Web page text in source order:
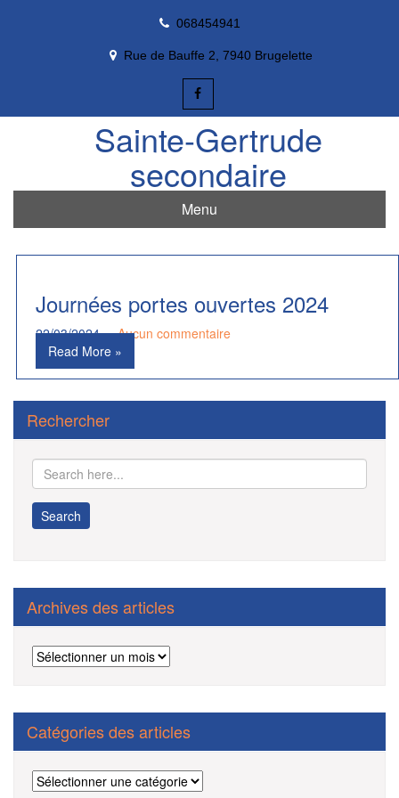
068454941
Rue de Bauffe 2, 7940 Brugelette
Sainte-Gertrude
secondaire
Menu
Journées portes ouvertes 2024
22/03/2024
Aucun commentaire
Read More »
Rechercher
Archives des articles
Archives
des
Catégories des articles
Catégories